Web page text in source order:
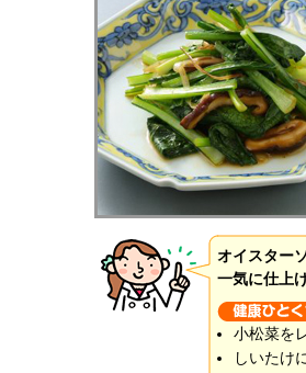
オイスター
一気に仕上
小松菜を
しいたけ